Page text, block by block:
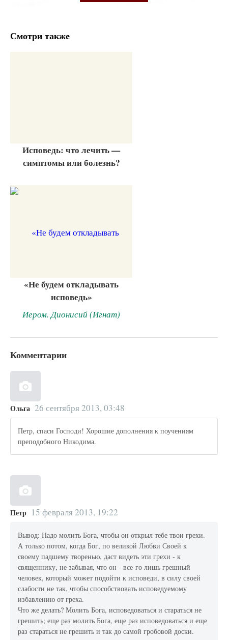
Смотри также
Исповедь: что лечить —
симптомы или болезнь?
«Не будем откладывать
исповедь»
Иером. Дионисий (Игнат)
Комментарии
Ольга 26 сентября 2013, 03:48
Петр, спаси Господи! Хорошие дополнения к поучениям
преподобного Никодима.
Петр 15 февраля 2013, 19:22
Вывод: Надо молить Бога, чтобы он открыл тебе твои грехи.
А только потом, когда Бог, по великой Любви Своей к
своему падшему творенью, даст видеть эти грехи - к
священнику, не забывая, что он - все-го лишь грешный
человек, который может подойти к исповеди, в силу своей
слабости не так, чтобы способствовать исповедуемому
избавлению от греха.
Что же делать? Молить Бога, исповедоваться и стараться не
грешить; еще раз молить Бога, еще раз исповедоваться и еще
раз стараться не грешить и так до самой гробовой доски.